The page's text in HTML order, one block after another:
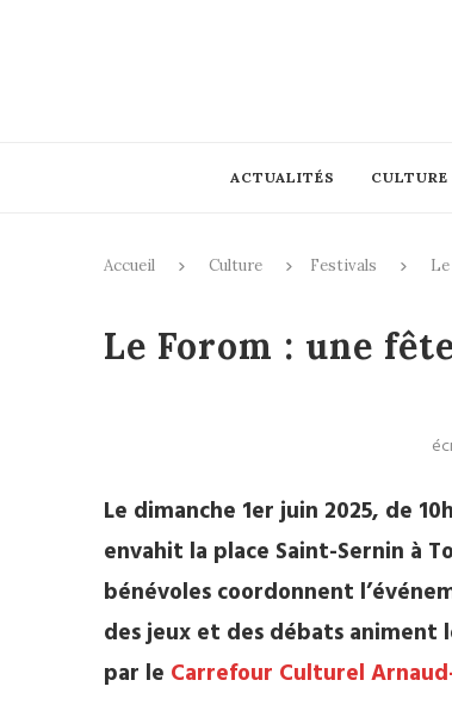
ACTUALITÉS CULTURE
Accueil Culture Festivals
Le Forom : une
Le dimanche 1er juin 2025, de
envahit la place Saint-Sernin à
bénévoles coordonnent
des jeux et des débats
par le Carrefour Culturel